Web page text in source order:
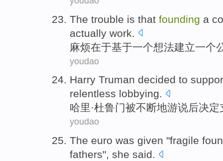
The trouble is that founding a
actually work
麻烦在于基于一个想法建立一个
youdao
Harry Truman decided to
relentless lobbying.
哈里·杜鲁门被不断地游说后决定
youdao
The euro was given "fragile
fathers", she said.